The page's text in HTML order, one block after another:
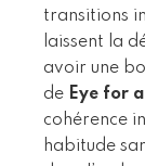
transitions
laissent la
avoir une
de Eye for
cohérence
habitude